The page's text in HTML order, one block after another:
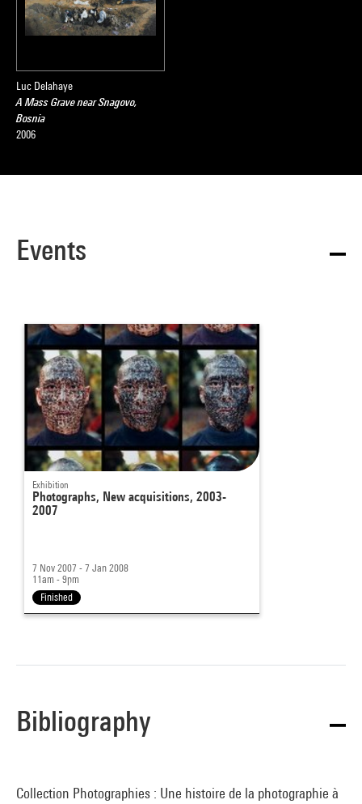
Luc Delahaye
A Mass Grave near Snagovo,
Bosnia
2006
Events
Exhibition
Photographs, New acquisitions, 2003-
2007
7 Nov 2007 - 7 Jan 2008
11am - 9pm
Finished
Bibliography
Collection Photographies : Une histoire de la photographie à